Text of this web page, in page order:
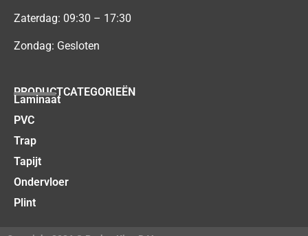
Zaterdag: 09:30 – 17:30
Zondag: Gesloten
PRODUCTCATEGORIEËN
Laminaat
PVC
Trap
Tapijt
Ondervloer
Plint